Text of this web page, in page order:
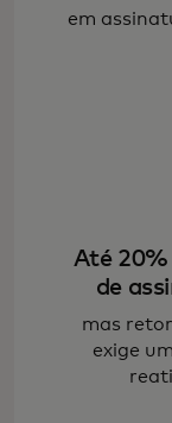
em
Até
de
mas
exige